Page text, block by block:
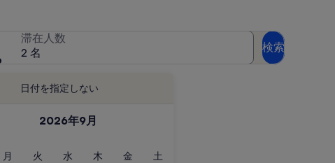
日付を指定しない
2026年9月
月 火 水水
木木
金金
土
滞在人数
2 名
検索